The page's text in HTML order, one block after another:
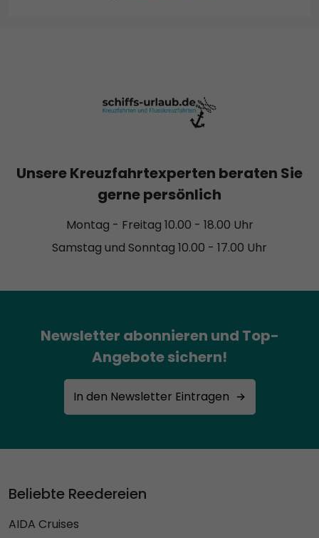
Unsere Kreuzfahrtexperten beraten Sie
gerne persönlich
Montag - Freitag 10.00 - 18.00 Uhr
Samstag und Sonntag 10.00 - 17.00 Uhr
Newsletter abonnieren und Top-
Angebote sichern!
In den Newsletter Eintragen
Beliebte Reedereien
AIDA Cruises